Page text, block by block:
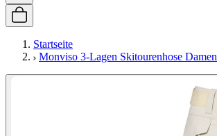
Startseite
Monviso 3-Lagen Skitourenhose Damen